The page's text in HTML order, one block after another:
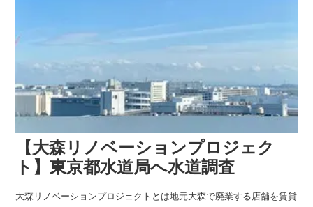
【大森リノベーションプロジェク
ト】東京都水道局へ水道調査
大森リノベーションプロジェクトとは地元大森で廃業する店舗を賃貸